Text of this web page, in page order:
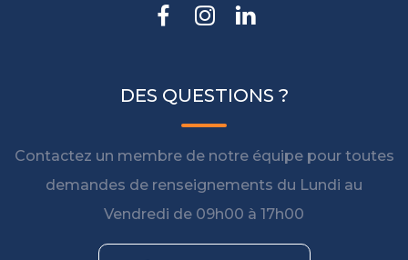
DES QUESTIONS ?
Contactez un membre de notre équipe pour toutes
demandes de renseignements du Lundi au
Vendredi de 09h00 à 17h00